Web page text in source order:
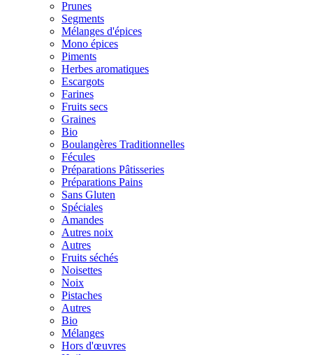
Prunes
Segments
Mélanges d'épices
Mono épices
Piments
Herbes aromatiques
Escargots
Farines
Fruits secs
Graines
Bio
Boulangères Traditionnelles
Fécules
Préparations Pâtisseries
Préparations Pains
Sans Gluten
Spéciales
Amandes
Autres noix
Autres
Fruits séchés
Noisettes
Noix
Pistaches
Autres
Bio
Mélanges
Hors d'œuvres